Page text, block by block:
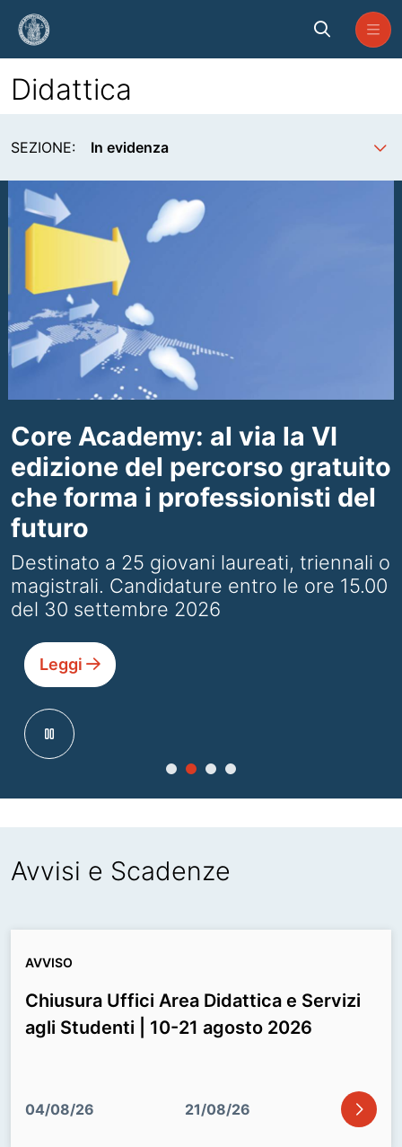
Skip to Main Content
Didattica
Didattica
In evidenza
SEZIONE:
Core Academy: al via la VI
edizione del percorso gratuito
che forma i professionisti del
futuro
Destinato a 25 giovani laureati, triennali o
magistrali. Candidature entro le ore 15.00
del 30 settembre 2026
Leggi
pause
Avvisi e Scadenze
AVVISO
Chiusura Uffici Area Didattica e Servizi
agli Studenti | 10-21 agosto 2026
04/08/26 21/08/26 icon